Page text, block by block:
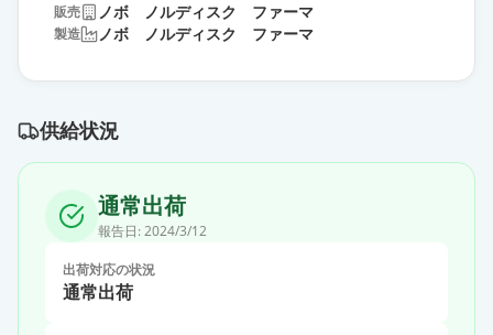
販売 ノボ ノルディスク ファーマ
製造 ノボ ノルディスク ファーマ
供給状況
通常出荷
報告日: 2024/3/12
出荷対応の状況
通常出荷